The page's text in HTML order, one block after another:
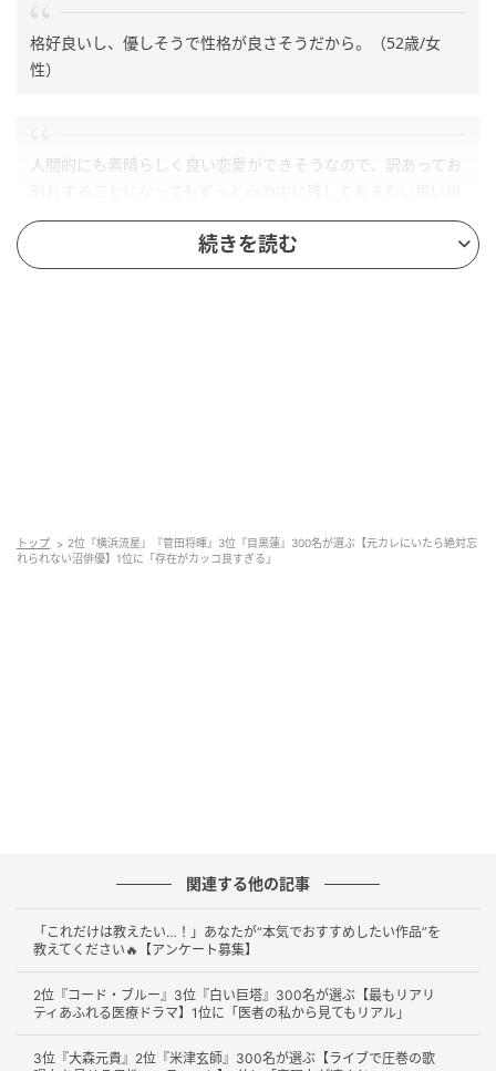
格好良いし、優しそうで性格が良さそうだから。（52歳/女
性）
人間的にも素晴らしく良い恋愛ができそうなので、訳あってお
になりそう。（49歳/女性）
け出せなくなる“沼”要素満載との声が多数寄せられま
く、別れてからも彼のことをずっと考えてしまいそう。（43
歳/女性）
続きを読む
トップ
2位『横浜流星』『菅田将暉』3位『目黒蓮』300名が選ぶ【元カレにいたら絶対忘
れられない沼俳優】1位に「存在がカッコ良すぎる」
関連する他の記事
「これだけは教えたい…！」あなたが“本気でおすすめしたい作品”を
教えてください🔥【アンケート募集】
2位『コード・ブルー』3位『白い巨塔』300名が選ぶ【最もリアリ
ティあふれる医療ドラマ】1位に「医者の私から見てもリアル」
3位『大森元貴』2位『米津玄師』300名が選ぶ【ライブで圧巻の歌